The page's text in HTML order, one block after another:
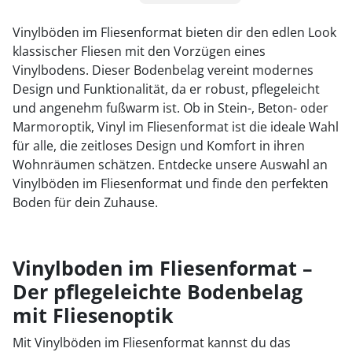
1
2
3
Vinylböden im Fliesenformat bieten dir den edlen Look
klassischer Fliesen mit den Vorzügen eines
Vinylbodens. Dieser Bodenbelag vereint modernes
Design und Funktionalität, da er robust, pflegeleicht
und angenehm fußwarm ist. Ob in Stein-, Beton- oder
Marmoroptik, Vinyl im Fliesenformat ist die ideale Wahl
für alle, die zeitloses Design und Komfort in ihren
Wohnräumen schätzen. Entdecke unsere Auswahl an
Vinylböden im Fliesenformat und finde den perfekten
Boden für dein Zuhause.
Vinylboden im Fliesenformat –
Der pflegeleichte Bodenbelag
mit Fliesenoptik
Mit Vinylböden im Fliesenformat kannst du das